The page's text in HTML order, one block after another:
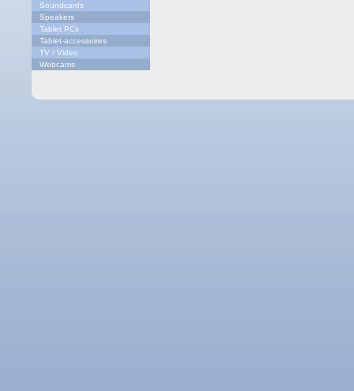
Soundcards
Speakers
Tablet PCs
Tablet-accessoires
TV / Video
Webcams